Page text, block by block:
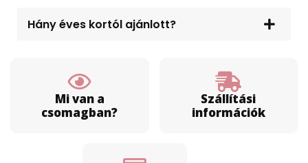
Hány éves kortól ajánlott?
Mi van a
csomagban?
Szállítási
információk